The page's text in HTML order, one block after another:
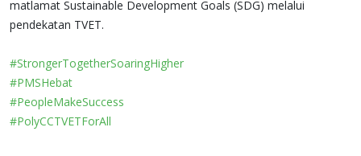
matlamat Sustainable Development Goals (SDG) melalui
pendekatan TVET.
#StrongerTogetherSoaringHigher
#PMSHebat
#PeopleMakeSuccess
#PolyCCTVETForAll